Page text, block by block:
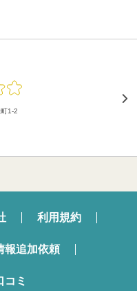
1-2
利用規約
報追加依頼
コミ